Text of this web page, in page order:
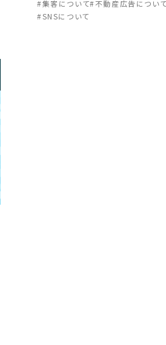
#集客について#不動産広告について
#SNSについて